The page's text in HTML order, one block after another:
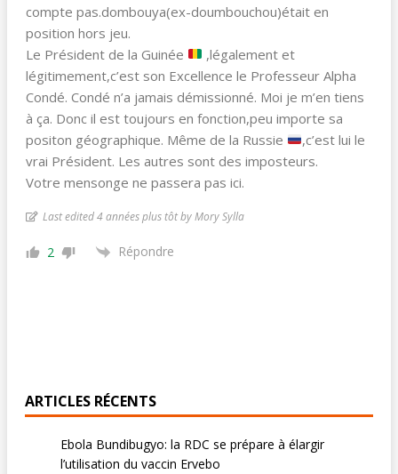
compte pas.dombouya(ex-doumbouchou)était en
position hors jeu.
Le Président de la Guinée
,légalement et
légitimement,c’est son Excellence le Professeur Alpha
Condé. Condé n’a jamais démissionné. Moi je m’en tiens
à ça. Donc il est toujours en fonction,peu importe sa
positon géographique. Même de la Russie
,c’est lui le
vrai Président. Les autres sont des imposteurs.
Votre mensonge ne passera pas ici.
Last edited 4 années plus tôt by Mory Sylla
2 Répondre
ARTICLES RÉCENTS
Ebola Bundibugyo: la RDC se prépare à élargir
l’utilisation du vaccin Ervebo